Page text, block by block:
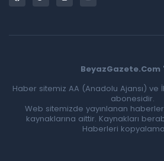
BeyazGazete.Com
Haber sitemiz AA (Anadolu Ajansı) ve
abonesidir.
Web sitemizde yayınlanan
kaynaklarına aittir. Kaynakları
Haberleri